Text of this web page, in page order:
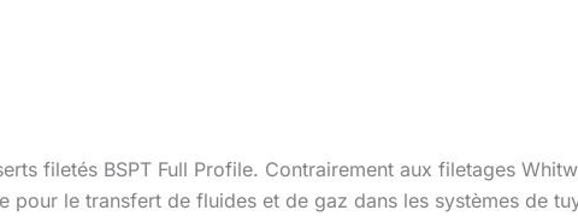
filetés BSPT Full Profile. Contrairement aux filetages
pour le transfert de fluides et de gaz dans les systèmes de